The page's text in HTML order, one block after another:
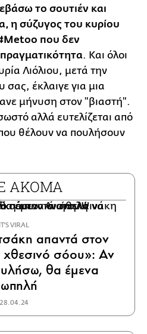
το σουτιέν και
η σύζυγος του κυρίου
που δεν
. Και όλοι
Λιόλιου, μετά την
έκλαιγε για μια
μήνυση στον "βιαστή".
αλλά ευτελίζεται από
θέλουν να πουλήσουν
ΑΚΟΜΑ
IT'S VIRAL
απαντά στον
χθεσινό σόου»: Αν
θα έμενα
28.04.24